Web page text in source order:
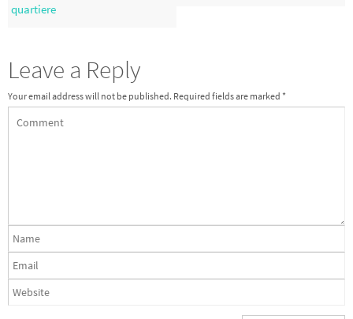
quartiere
Leave a Reply
Your email address will not be published. Required fields are marked *